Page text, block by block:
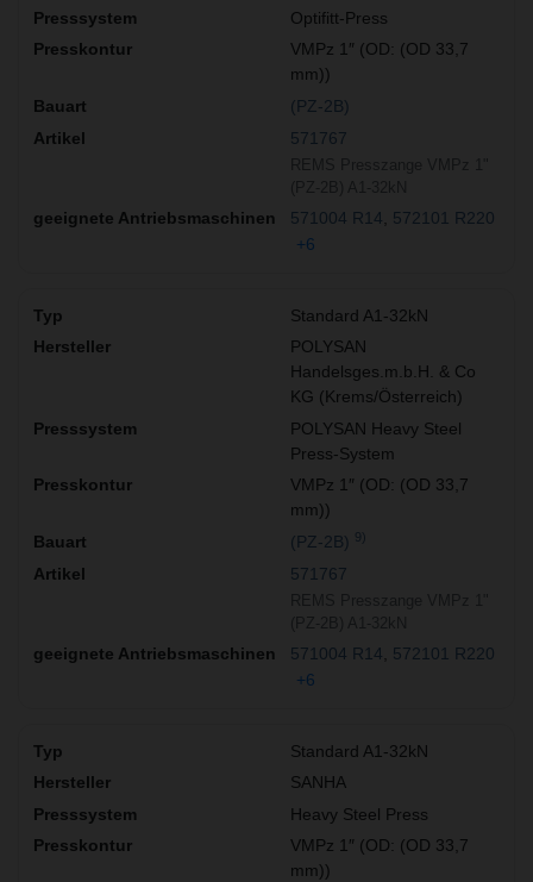
Optifitt-Press
VMPz 1″ (OD: (OD 33,7
mm))
(PZ-2B)
571767
571004 R14
572101 R220
+6
Standard A1-32kN
POLYSAN
Handelsges.m.b.H. & Co
KG (Krems/Österreich)
POLYSAN Heavy Steel
Press-System
VMPz 1″ (OD: (OD 33,7
mm))
(PZ-2B)
9)
571767
571004 R14
572101 R220
+6
Standard A1-32kN
SANHA
Heavy Steel Press
VMPz 1″ (OD: (OD 33,7
mm))